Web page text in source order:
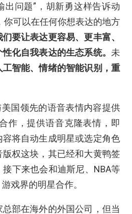
出问题”，胡新勇这样告诉动
你可以在任何你想表达的地方
们要让表达更容易、更丰富、
化自我表达的生态系统。 未
智能、情绪的智能识别，重
国领先的语音表情内容提供
作，提供语音克隆表情，即
将自动生成明星或选定角色
权这块，其已经和大黄鸭签
下来也会和迪斯尼、NBA等
戏界的明星合作。
部在海外的外国公司，但当